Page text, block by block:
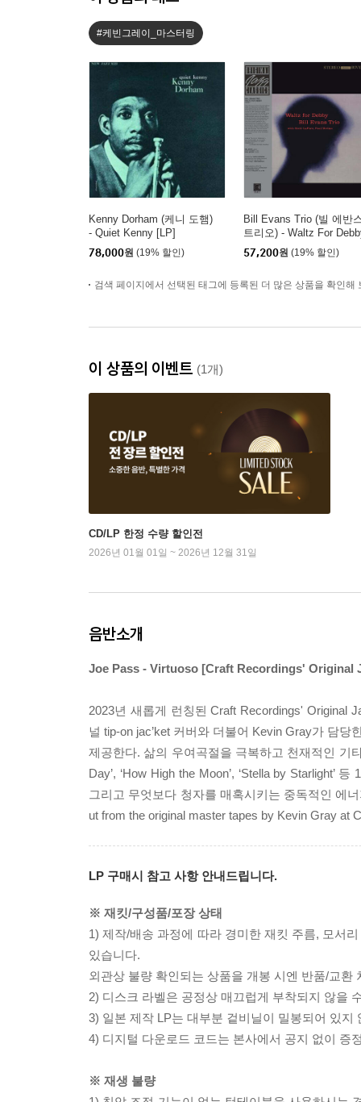
#케빈그레이_마스터링
Kenny Dorham (케니 도햄)
- Quiet Kenny [LP]
78,000원 (19% 할인)
Bill Evans Trio (빌 에반
트리오) - Waltz For
[LP]
57,200원 (19% 할인)
검색 페이지에서 선택된 태그에 등록된 더 많은 상품을 확인해
이 상품의 이벤트 (1개)
CD/LP 한정 수량 할인전
2026년 01월 01일 ~ 2026년 12월 31일
음반소개
Joe Pass - Virtuoso [Craft Recordings' Original
2023년 새롭게 런칭된 Craft Recordings' Original
널 tip-on jac’ket 커버와 더불어 Kevin Gray가 담
제공한다. 삶의 우여곡절을 극복하고 천재적인 기
Day’, ‘How High the Moon’, ‘Stella by Starlight’
그리고 무엇보다 청자를 매혹시키는 중독적인 에
ut from the original master tapes by Kevin Gray at
LP 구매시 참고 사항 안내드립니다.
※ 재킷/구성품/포장 상태
1) 제작/배송 과정에 따라 경미한 재킷 주름, 모서
있습니다.
외관상 불량 확인되는 상품을 개봉 시엔 반품/교환
2) 디스크 라벨은 공정상 매끄럽게 부착되지 않을
3) 일본 제작 LP는 대부분 겉비닐이 밀봉되어 있지
4) 디지털 다운로드 코드는 본사에서 공지 없이 증
※ 재생 불량